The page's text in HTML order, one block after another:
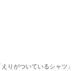
りがついているシャツ